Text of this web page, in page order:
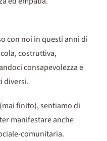
con noi in questi anni di
costruttiva,
consapevolezza e
diversi.
finito), sentiamo di
manifestare anche
comunitaria.